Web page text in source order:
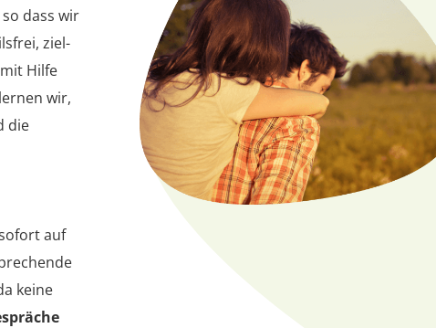
dass wir
ziel-
Hilfe
wir,
die
auf
keine